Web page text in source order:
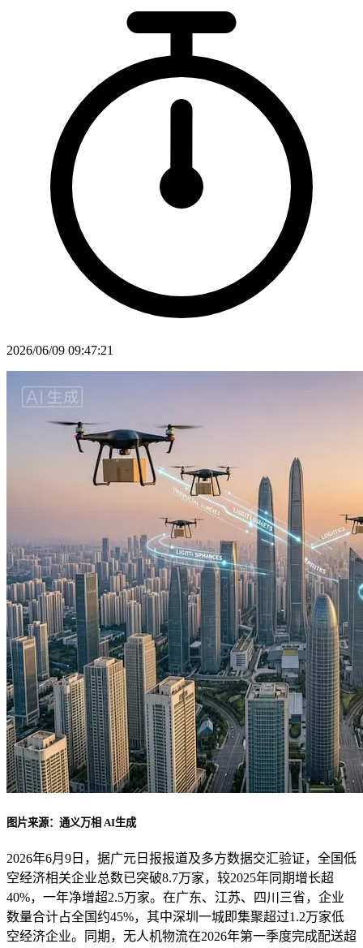
2026/06/09 09:47:21
图片来源：通义万相 AI生成
2026年6月9日，据广元日报报道及多方数据交汇验证，全国低
空经济相关企业总数已突破8.7万家，较2025年同期增长超
40%，一年净增超2.5万家。在广东、江苏、四川三省，企业
数量合计占全国约45%，其中深圳一城即集聚超过1.2万家低
空经济企业。同期，无人机物流在2026年第一季度完成配送超